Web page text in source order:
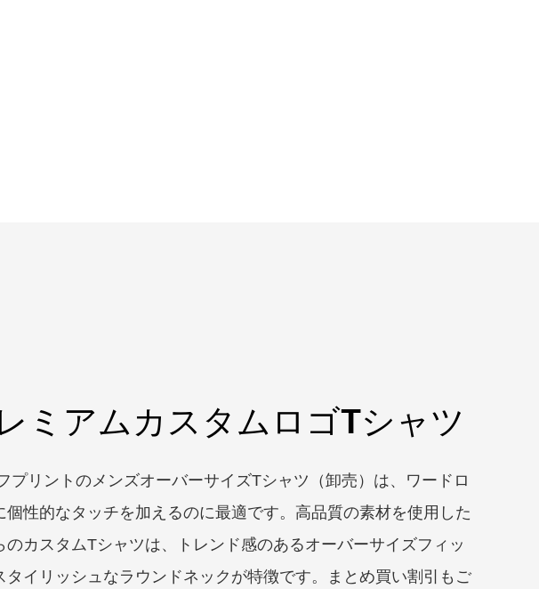
ミアムカスタムロゴTシャツ
プリントのメンズオーバーサイズTシャツ（卸売）は、ワードロ
個性的なタッチを加えるのに最適です。高品質の素材を使用した
のカスタムTシャツは、トレンド感のあるオーバーサイズフィッ
タイリッシュなラウンドネックが特徴です。まとめ買い割引もご